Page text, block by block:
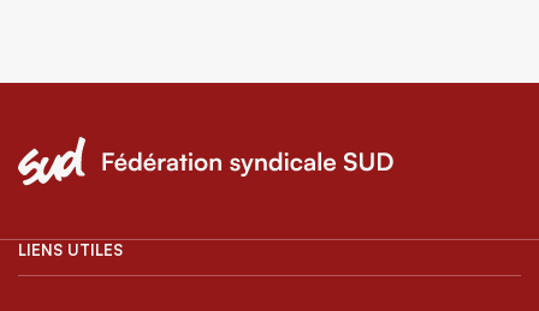
LIENS UTILES